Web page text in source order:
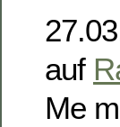
auf
Me